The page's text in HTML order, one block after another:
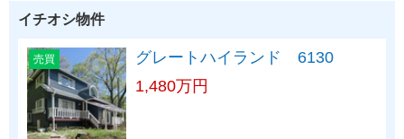
イチオシ物件
売買
グレートハイランド 6130
1,480万円